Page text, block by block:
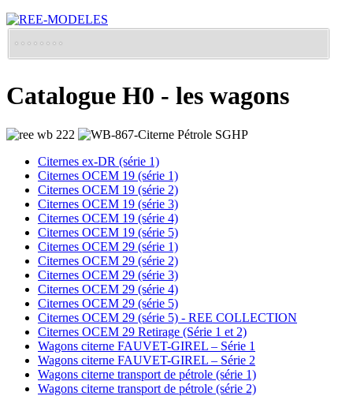
Catalogue H0 - les wagons
Citernes ex-DR (série 1)
Citernes OCEM 19 (série 1)
Citernes OCEM 19 (série 2)
Citernes OCEM 19 (série 3)
Citernes OCEM 19 (série 4)
Citernes OCEM 19 (série 5)
Citernes OCEM 29 (série 1)
Citernes OCEM 29 (série 2)
Citernes OCEM 29 (série 3)
Citernes OCEM 29 (série 4)
Citernes OCEM 29 (série 5)
Citernes OCEM 29 (série 5) - REE COLLECTION
Citernes OCEM 29 Retirage (Série 1 et 2)
Wagons citerne FAUVET-GIREL – Série 1
Wagons citerne FAUVET-GIREL – Série 2
Wagons citerne transport de pétrole (série 1)
Wagons citerne transport de pétrole (série 2)